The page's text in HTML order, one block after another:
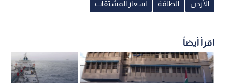
الأردن الطاقة اسعار المشتقات
اقرأ أيضاً